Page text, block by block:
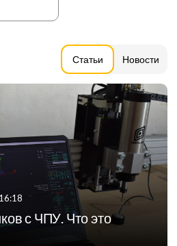
Статьи Новости
11:21
производителей
с ЧПУ